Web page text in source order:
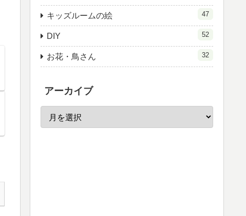
キッズルームの絵 47
DIY 52
お花・鳥さん 32
アーカイブ